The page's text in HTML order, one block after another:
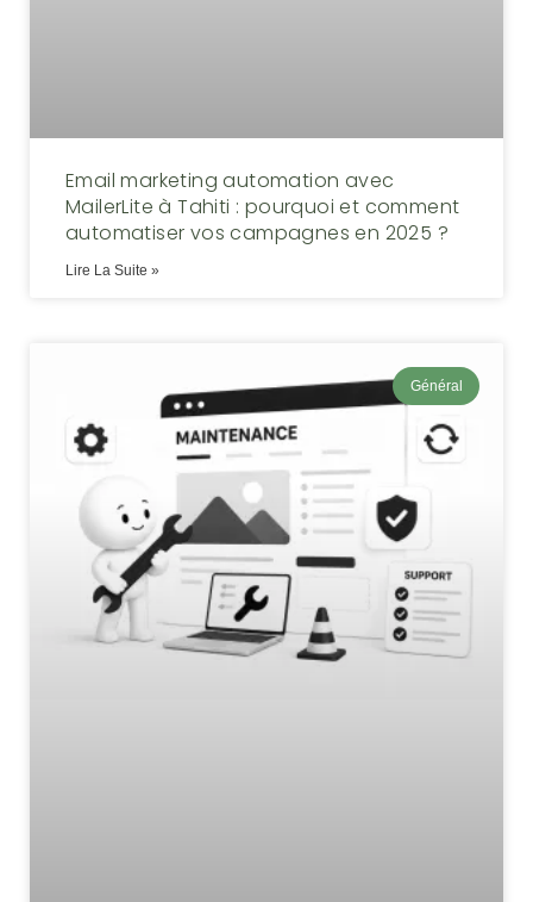
Email marketing automation avec
MailerLite à Tahiti : pourquoi et comment
automatiser vos campagnes en 2025 ?
Lire La Suite »
Général